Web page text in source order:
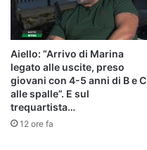
Aiello: “Arrivo di Marina
legato alle uscite, preso
giovani con 4-5 anni di B e C
alle spalle”. E sul
trequartista…
12 ore fa